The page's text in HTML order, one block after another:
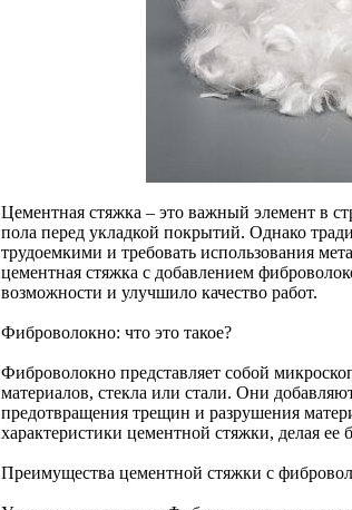
Цементная стяжка – это важный элемент в
пола перед укладкой покрытий. Однако
трудоемкими и требовать использования
цементная стяжка с добавлением
возможности и улучшило качество работ.
Фиброволокно: что это такое?
Фиброволокно представляет собой
материалов, стекла или стали. Они
предотвращения трещин и разрушения
характеристики цементной стяжки, делая ее
Преимущества цементной стяжки с